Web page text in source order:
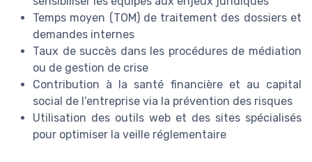
Temps moyen (TOM) de traitement des dossiers et
demandes internes
Taux de succès dans les procédures de médiation
ou de gestion de crise
Contribution à la santé financière et au capital
social de l’entreprise via la prévention des risques
Utilisation des outils web et des sites spécialisés
pour optimiser la veille réglementaire